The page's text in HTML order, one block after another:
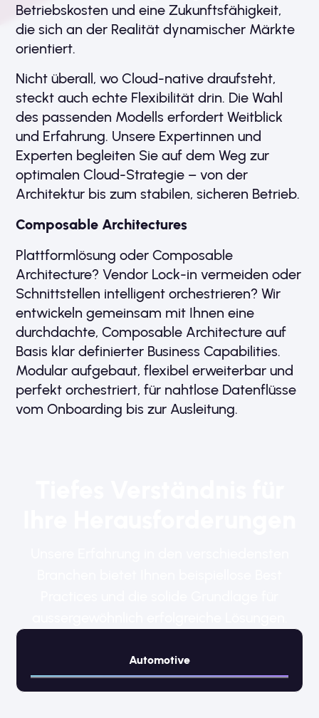
Betriebskosten und eine Zukunftsfähigkeit,
die sich an der Realität dynamischer Märkte
orientiert.
Nicht überall, wo Cloud-native draufsteht,
steckt auch echte Flexibilität drin. Die Wahl
des passenden Modells erfordert Weitblick
und Erfahrung. Unsere Expertinnen und
Experten begleiten Sie auf dem Weg zur
optimalen Cloud-Strategie – von der
Architektur bis zum stabilen, sicheren Betrieb.
Composable Architectures
Plattformlösung oder Composable
Architecture? Vendor Lock-in vermeiden oder
Schnittstellen intelligent orchestrieren? Wir
entwickeln gemeinsam mit Ihnen eine
durchdachte, Composable Architecture auf
Basis klar definierter Business Capabilities.
Modular aufgebaut, flexibel erweiterbar und
perfekt orchestriert, für nahtlose Datenflüsse
vom Onboarding bis zur Ausleitung.
Automotive